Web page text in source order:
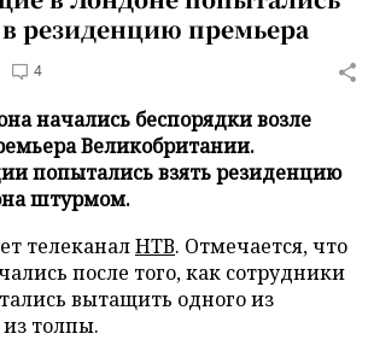
резиденцию премьера
4
начались беспорядки возле
Великобритании.
попытались взять резиденцию
штурмом.
телеканалНТВ. Отмечается, что
после того, как сотрудники
вытащить одного из
толпы.